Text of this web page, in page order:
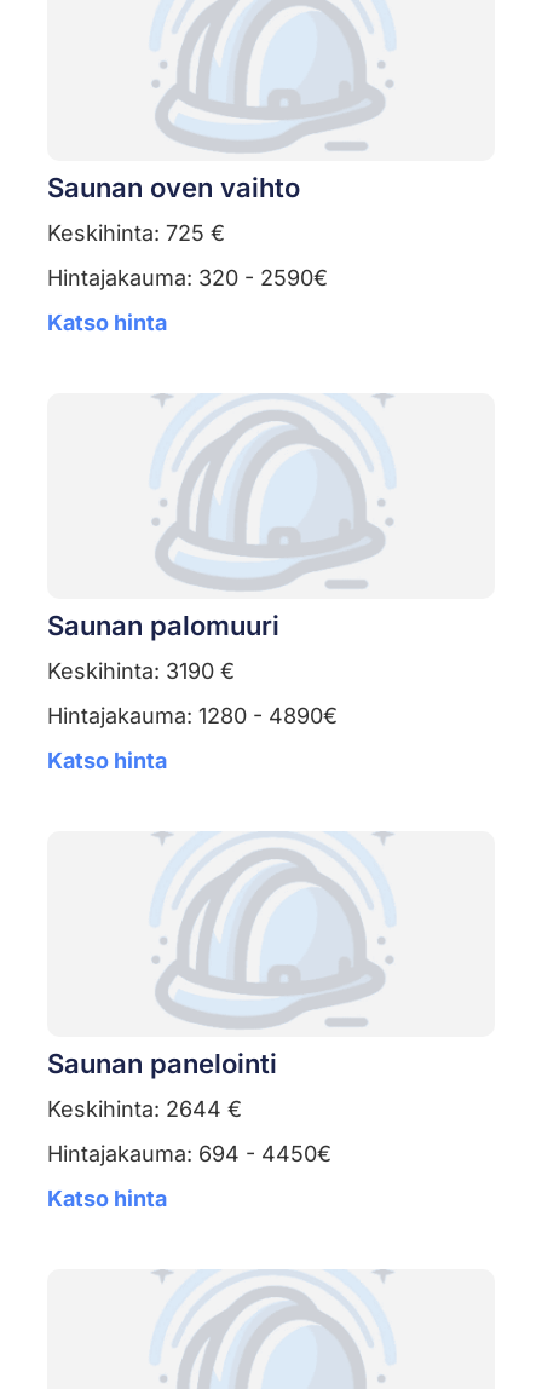
Saunan oven vaihto
Keskihinta: 725 €
Hintajakauma: 320 - 2590€
Katso hinta
Saunan palomuuri
Keskihinta: 3190 €
Hintajakauma: 1280 - 4890€
Katso hinta
Saunan panelointi
Keskihinta: 2644 €
Hintajakauma: 694 - 4450€
Katso hinta